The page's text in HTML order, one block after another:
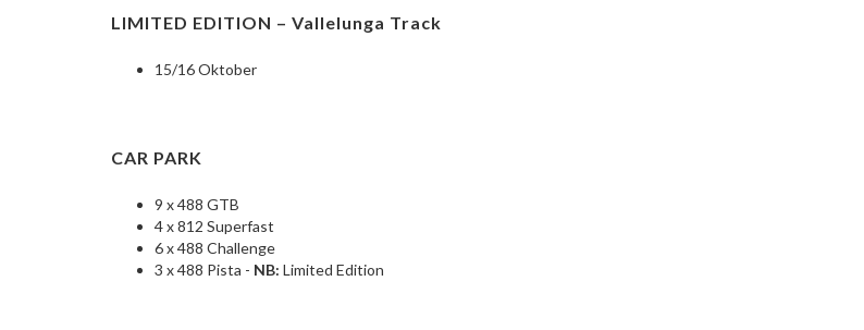
LIMITED EDITION – Vallelunga Track
15/16 Oktober
CAR PARK
9 x 488 GTB
4 x 812 Superfast
6 x 488 Challenge
3 x 488 Pista - NB: Limited Edition